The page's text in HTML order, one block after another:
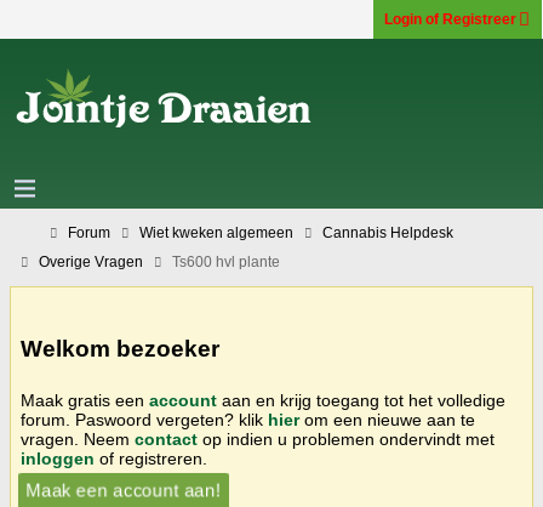
Login of Registreer
Forum Wiet kweken algemeen
Cannabis Helpdesk
Overige Vragen
Ts600 hvl plante
Welkom bezoeker
Maak gratis een account aan en krijg toegang tot het volledige
forum. Paswoord vergeten? klik hierom een nieuwe aan te
vragen. Neem contact op indien u problemen ondervindt met
inloggen of registreren.
Maak een account aan!